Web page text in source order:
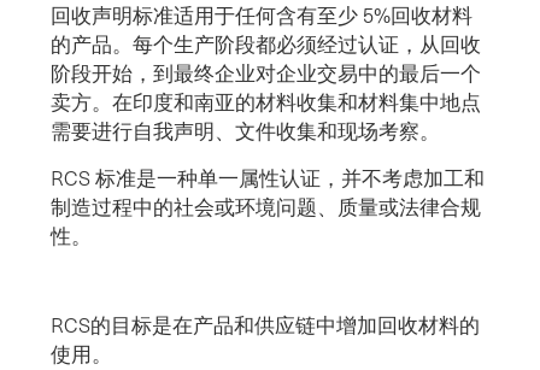
回收声明标准适用于任何含有至少 5%回收材料
的产品。每个生产阶段都必须经过认证，从回收
阶段开始，到最终企业对企业交易中的最后一个
卖方。在印度和南亚的材料收集和材料集中地点
需要进行自我声明、文件收集和现场考察。
RCS 标准是一种单一属性认证，并不考虑加工和
制造过程中的社会或环境问题、质量或法律合规
性。
RCS的目标是在产品和供应链中增加回收材料的
使用。